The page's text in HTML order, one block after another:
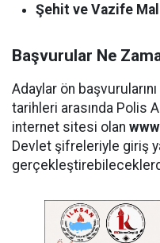
Şehit ve Vazife
Başvurular Ne
Adaylar ön başvurularını
tarihleri arasında Polis
internet sitesi olan
Devlet şifreleriyle giriş